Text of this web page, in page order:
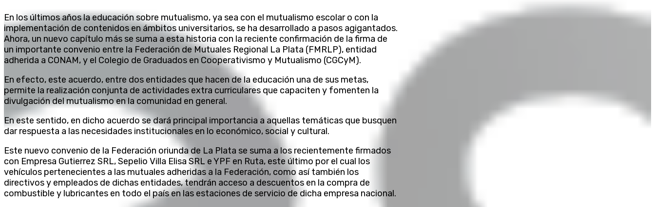
En los últimos años la educación sobre mutualismo, ya sea con el mutualismo escolar o con la
implementación de contenidos en ámbitos universitarios, se ha desarrollado a pasos agigantados.
Ahora, un nuevo capítulo más se suma a esta historia con la reciente confirmación de la firma de
un importante convenio entre la Federación de Mutuales Regional La Plata (FMRLP), entidad
adherida a CONAM, y el Colegio de Graduados en Cooperativismo y Mutualismo (CGCyM).
En efecto, este acuerdo, entre dos entidades que hacen de la educación una de sus metas,
permite la realización conjunta de actividades extra curriculares que capaciten y fomenten la
divulgación del mutualismo en la comunidad en general.
En este sentido, en dicho acuerdo se dará principal importancia a aquellas temáticas que busquen
dar respuesta a las necesidades institucionales en lo económico, social y cultural.
Este nuevo convenio de la Federación oriunda de La Plata se suma a los recientemente firmados
con Empresa Gutierrez SRL, Sepelio Villa Elisa SRL e YPF en Ruta, este último por el cual los
vehículos pertenecientes a las mutuales adheridas a la Federación, como así también los
directivos y empleados de dichas entidades, tendrán acceso a descuentos en la compra de
combustible y lubricantes en todo el país en las estaciones de servicio de dicha empresa nacional.